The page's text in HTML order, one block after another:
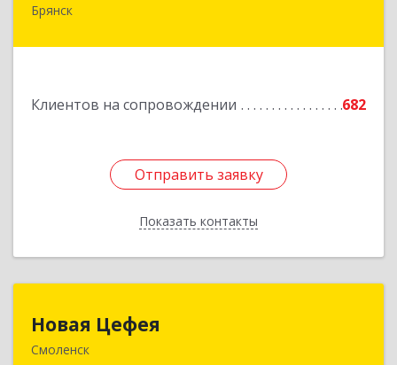
Брянск
Клиентов на сопровождении 682
Отправить заявку
Показать контакты
241035, Брянская обл, Брянск г, Ульянова ул,
Отправить заявку
Назад
Новая Цефея
Смоленск
214018, Смоленская обл, Смоленск г, Раевского